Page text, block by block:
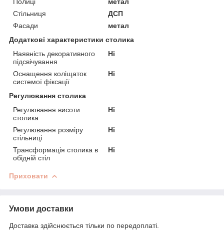
Стільниця
ДСП
Фасади
метал
Додаткові характеристики столика
Наявність декоративного
підсвічування
Ні
Оснащення коліщаток
системої фіксації
Ні
Регулювання столика
Регулювання висоти
столика
Ні
Регулювання розміру
стільниці
Ні
Трансформація столика в
обідній стіл
Ні
Приховати
Умови доставки
Доставка здійснюється тільки по передоплаті.